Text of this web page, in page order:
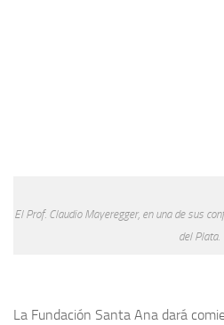
El Prof. Claudio Mayeregger, en una de sus
del Plata.
La Fundación Santa Ana dará